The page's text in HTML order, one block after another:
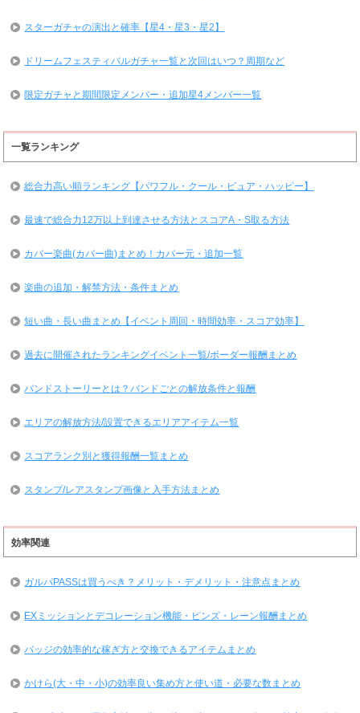
スターガチャの演出と確率【星4・星3・星2】
ドリームフェスティバルガチャ一覧と次回はいつ？周期など
限定ガチャと期間限定メンバー・追加星4メンバー一覧
一覧ランキング
総合力高い順ランキング【パワフル・クール・ピュア・ハッピー】
最速で総合力12万以上到達させる方法とスコアA・S取る方法
カバー楽曲(カバー曲)まとめ！カバー元・追加一覧
楽曲の追加・解禁方法・条件まとめ
短い曲・長い曲まとめ【イベント周回・時間効率・スコア効率】
過去に開催されたランキングイベント一覧/ボーダー報酬まとめ
バンドストーリーとは？バンドごとの解放条件と報酬
エリアの解放方法/設置できるエリアアイテム一覧
スコアランク別と獲得報酬一覧まとめ
スタンプ/レアスタンプ画像と入手方法まとめ
効率関連
ガルパPASSは買うべき？メリット・デメリット・注意点まとめ
EXミッションとデコレーション機能・ピンズ・レーン報酬まとめ
バッジの効率的な稼ぎ方と交換できるアイテムまとめ
かけら(大・中・小)の効率良い集め方と使い道・必要な数まとめ